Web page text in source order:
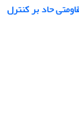
حاد بر کنترل